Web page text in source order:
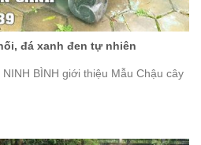
đá xanh đen tự nhiên
BÌNH giới thiệu Mẫu Chậu cây